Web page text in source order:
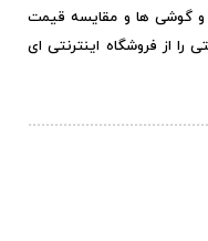
گوشی ها و مقایسه قیمت
را از فروشگاه اینترنتی ای